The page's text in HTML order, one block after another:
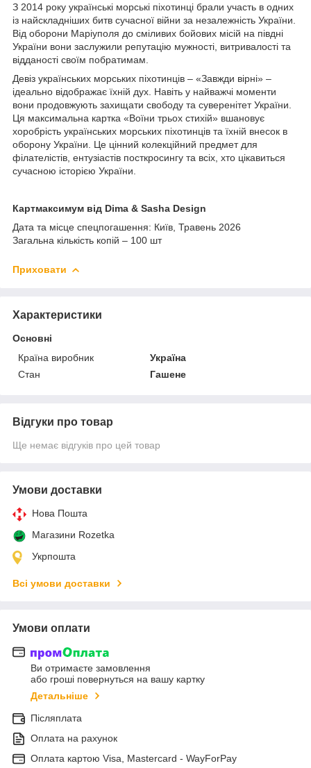
З 2014 року українські морські піхотинці брали участь в одних
із найскладніших битв сучасної війни за незалежність України.
Від оборони Маріуполя до сміливих бойових місій на півдні
України вони заслужили репутацію мужності, витривалості та
відданості своїм побратимам.
Девіз українських морських піхотинців – «Завжди вірні» –
ідеально відображає їхній дух. Навіть у найважчі моменти
вони продовжують захищати свободу та суверенітет України.
Ця максимальна картка «Воїни трьох стихій» вшановує
хоробрість українських морських піхотинців та їхній внесок в
оборону України. Це цінний колекційний предмет для
філателістів, ентузіастів посткросингу та всіх, хто цікавиться
сучасною історією України.
Картмаксимум від Dima & Sasha Design
Дата та місце спецпогашення: Київ, Травень 2026
Загальна кількість копій – 100 шт
Приховати
Характеристики
Основні
Країна виробник
Україна
Стан
Гашене
Відгуки про товар
Ще немає відгуків про цей товар
Умови доставки
Нова Пошта
Магазини Rozetka
Укрпошта
Всі умови доставки
Умови оплати
Ви отримаєте замовлення
або гроші повернуться на вашу картку
Детальніше
Післяплата
Оплата на рахунок
Оплата картою Visa, Mastercard - WayForPay